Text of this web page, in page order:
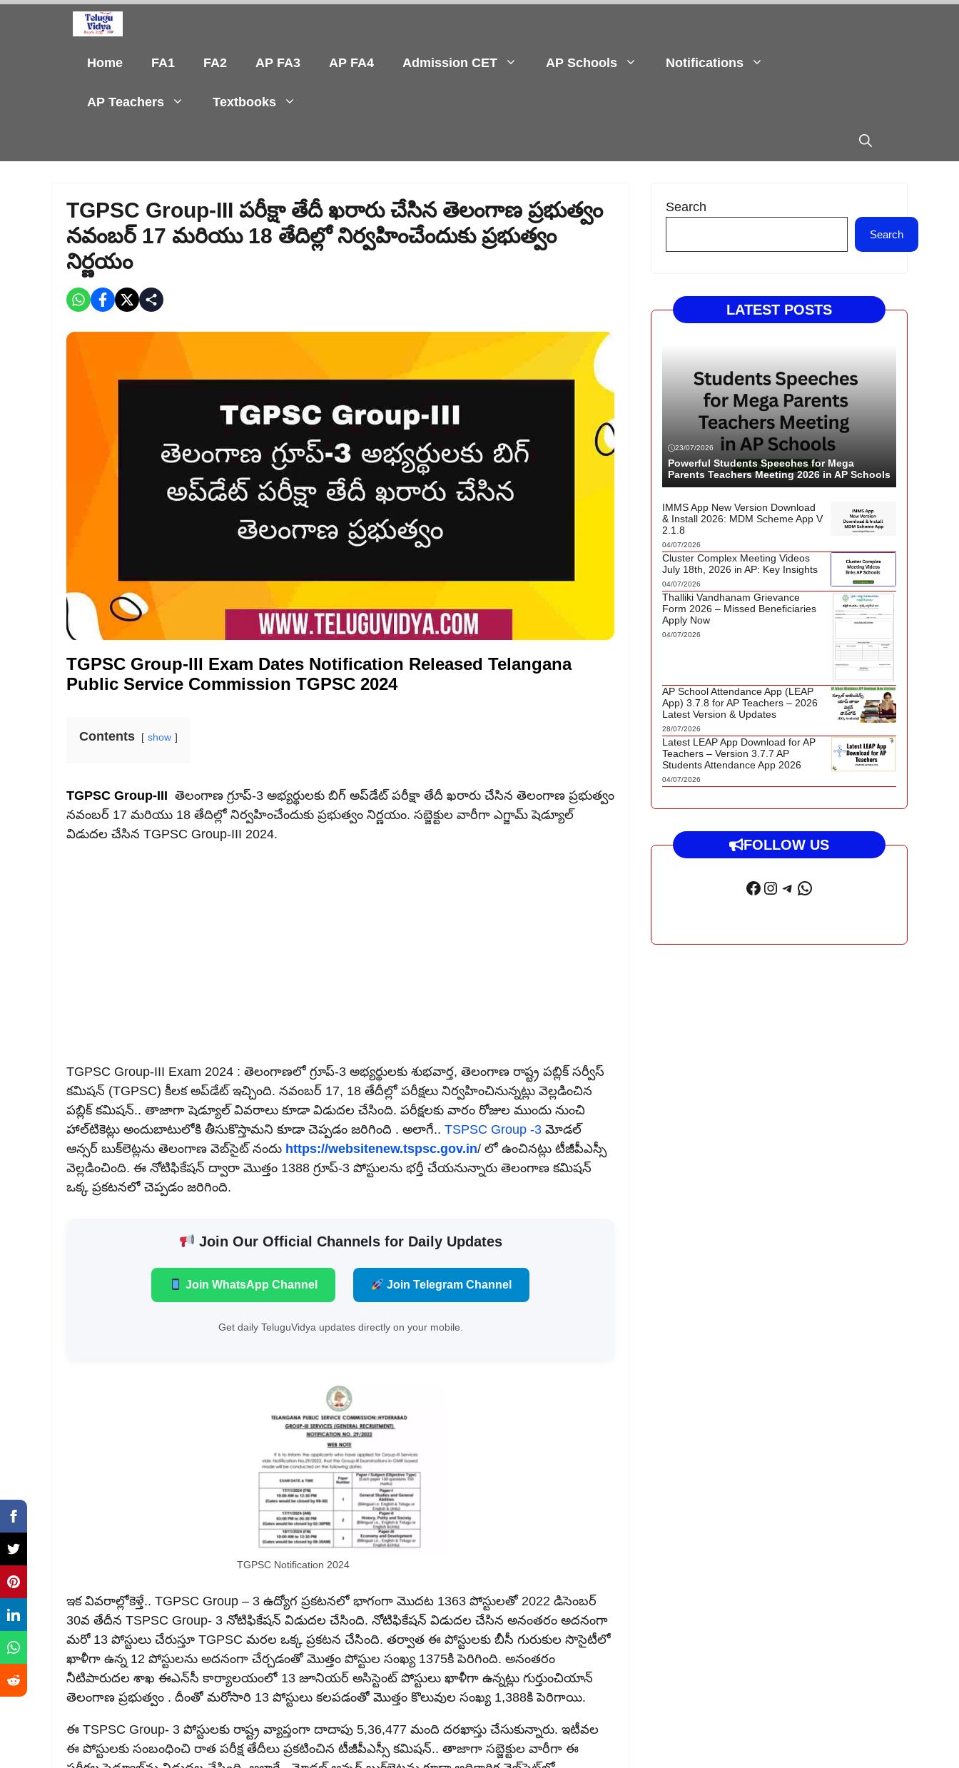
Home
FA1 FA2 AP FA3 AP FA4 Admission CET AP Schools Notifications
AP Teachers Textbooks
TGPSC Group-III పరీక్షా తేదీ ఖరారు చేసిన తెలంగాణ ప్రభుత్వం
నవంబర్ 17 మరియు 18 తేదిల్లో నిర్వహించేందుకు ప్రభుత్వం
నిర్ణయం
TGPSC Group-III Exam Dates Notification Released Telangana
Public Service Commission TGPSC 2024
Contents show
TGPSC Group-III తెలంగాణ గ్రూప్‌-3 అభ్యర్థులకు బిగ్‌ అప్‌డేట్‌ పరీక్షా తేదీ ఖరారు చేసిన తెలంగాణ ప్రభుత్వం
నవంబర్ 17 మరియు 18 తేదిల్లో నిర్వహించేందుకు ప్రభుత్వం నిర్ణయం. సబ్జెక్టుల వారీగా ఎగ్జామ్‌ షెడ్యూల్‌
విడుదల చేసిన TGPSC Group-III 2024.
TGPSC Group-III Exam 2024 : తెలంగాణలో గ్రూప్‌-3 అభ్యర్థులకు శుభవార్త, తెలంగాణ రాష్ట్ర పబ్లిక్‌ సర్వీస్‌
కమిషన్‌ (TGPSC) కీలక అప్‌డేట్‌ ఇచ్చింది. నవంబర్‌ 17, 18 తేదీల్లో పరీక్షలు నిర్వహించినున్నట్లు వెల్లడించిన
పబ్లిక్ కమిషన్‌.. తాజాగా షెడ్యూల్‌ వివరాలు కూడా విడుదల చేసింది. పరీక్షలకు వారం రోజుల ముందు నుంచి
హాల్‌టికెట్లు అందుబాటులోకి తీసుకొస్తామని కూడా చెప్పడం జరిగింది . అలాగే.. TSPSC Group -3 మోడల్‌
ఆన్సర్‌ బుక్‌లెట్లను తెలంగాణ వెబ్‌సైట్‌ నందు https://websitenew.tspsc.gov.in/ లో ఉంచినట్లు టీజీపీఎస్సీ
వెల్లడించింది. ఈ నోటిఫికేషన్‌ ద్వారా మొత్తం 1388 గ్రూప్‌-3 పోస్టులను భర్తీ చేయనున్నారు తెలంగాణ కమిషన్
ఒక్క ప్రకటనలో చెప్పడం జరిగింది.
Join Our Official Channels for Daily Updates
Join WhatsApp Channel Join Telegram Channel
Get daily TeluguVidya updates directly on your mobile.
TGPSC Notification 2024
ఇక వివరాల్లోకెళ్తే.. TGPSC Group – 3 ఉద్యోగ ప్రకటనలో భాగంగా మొదట 1363 పోస్టులతో 2022 డిసెంబర్
30వ తేదీన TSPSC Group- 3 నోటిఫికేషన్ విడుదల చేసింది. నోటిఫికేషన్ విడుదల చేసిన అనంతరం అదనంగా
మరో 13 పోస్టులు చేరుస్తూ TGPSC మరల ఒక్క ప్రకటన చేసింది. తర్వాత ఈ పోస్టులకు బీసీ గురుకుల సొసైటీలో
ఖాళీగా ఉన్న 12 పోస్టులను అదనంగా చేర్చడంతో మొత్తం పోస్టుల సంఖ్య 1375కి పెరిగింది. అనంతరం
నీటిపారుదల శాఖ ఈఎన్‌సీ కార్యాలయంలో 13 జూనియర్ అసిస్టెంట్ పోస్టులు ఖాళీగా ఉన్నట్లు గుర్తుంచియాన్
తెలంగాణ ప్రభుత్వం . దీంతో మరోసారి 13 పోస్టులు కలపడంతో మొత్తం కొలువుల సంఖ్య 1,388కి పెరిగాయి.
ఈ TSPSC Group- 3 పోస్టులకు రాష్ట్ర వ్యాప్తంగా దాదాపు 5,36,477 మంది దరఖాస్తు చేసుకున్నారు. ఇటీవల
ఈ పోస్టులకు సంబంధించి రాత పరీక్ష తేదీలు ప్రకటించిన టీజీపీఎస్సీ కమిషన్‌.. తాజాగా సబ్జెక్టుల వారీగా ఈ
Search
Search
LATEST POSTS
23/07/2026
Powerful Students Speeches for Mega
Parents Teachers Meeting 2026 in AP Schools
IMMS App New Version Download
& Install 2026: MDM Scheme App V
2.1.8
04/07/2026
Cluster Complex Meeting Videos
July 18th, 2026 in AP: Key Insights
04/07/2026
Thalliki Vandhanam Grievance
Form 2026 – Missed Beneficiaries
Apply Now
04/07/2026
AP School Attendance App (LEAP
App) 3.7.8 for AP Teachers – 2026
Latest Version & Updates
28/07/2026
Latest LEAP App Download for AP
Teachers – Version 3.7.7 AP
Students Attendance App 2026
04/07/2026
FOLLOW US
Facebook
Instagram
Telegram
WhatsApp